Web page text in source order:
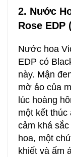
2. Nước
Rose EDP
Nước hoa
EDP có
này. Mận
mờ ảo của
lúc hoàng
một kết
cảm khá
hoa, một
khiết và ấm